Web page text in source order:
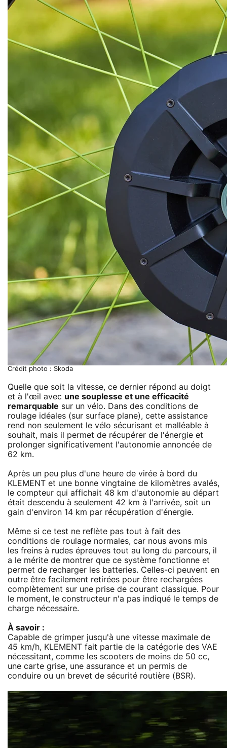
Crédit photo : Skoda
Quelle que soit la vitesse, ce dernier répond au doigt
et à l'œil avec une souplesse et une efficacité
remarquable sur un vélo. Dans des conditions de
roulage idéales (sur surface plane), cette assistance
rend non seulement le vélo sécurisant et malléable à
souhait, mais il permet de récupérer de l'énergie et
prolonger significativement l'autonomie annoncée de
62 km.
Après un peu plus d'une heure de virée à bord du
KLEMENT et une bonne vingtaine de kilomètres avalés,
le compteur qui affichait 48 km d'autonomie au départ
était descendu à seulement 42 km à l'arrivée, soit un
gain d'environ 14 km par récupération d'énergie.
Même si ce test ne reflète pas tout à fait des
conditions de roulage normales, car nous avons mis
les freins à rudes épreuves tout au long du parcours, il
a le mérite de montrer que ce système fonctionne et
permet de recharger les batteries. Celles-ci peuvent en
outre être facilement retirées pour être rechargées
complètement sur une prise de courant classique. Pour
le moment, le constructeur n'a pas indiqué le temps de
charge nécessaire.
À savoir :
Capable de grimper jusqu'à une vitesse maximale de
45 km/h, KLEMENT fait partie de la catégorie des VAE
nécessitant, comme les scooters de moins de 50 cc,
une carte grise, une assurance et un permis de
conduire ou un brevet de sécurité routière (BSR).